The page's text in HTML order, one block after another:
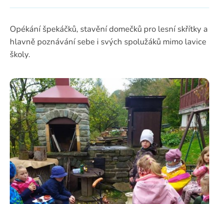
Opékání špekáčků, stavění domečků pro lesní skřítky a
hlavně poznávání sebe i svých spolužáků mimo lavice
školy.